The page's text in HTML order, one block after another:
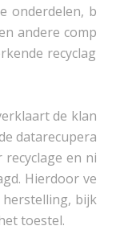
onderdelen, b
andere comp
recyclag
de klan
datarecupera
en ni
Hierdoor ve
bijk
toestel.